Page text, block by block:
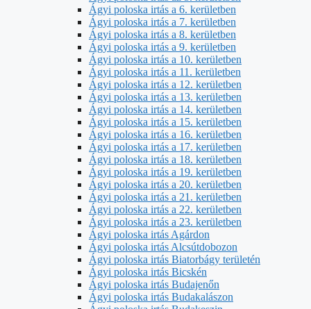
Ágyi poloska irtás a 6. kerületben
Ágyi poloska irtás a 7. kerületben
Ágyi poloska irtás a 8. kerületben
Ágyi poloska irtás a 9. kerületben
Ágyi poloska irtás a 10. kerületben
Ágyi poloska irtás a 11. kerületben
Ágyi poloska irtás a 12. kerületben
Ágyi poloska irtás a 13. kerületben
Ágyi poloska irtás a 14. kerületben
Ágyi poloska irtás a 15. kerületben
Ágyi poloska irtás a 16. kerületben
Ágyi poloska irtás a 17. kerületben
Ágyi poloska irtás a 18. kerületben
Ágyi poloska irtás a 19. kerületben
Ágyi poloska irtás a 20. kerületben
Ágyi poloska irtás a 21. kerületben
Ágyi poloska irtás a 22. kerületben
Ágyi poloska irtás a 23. kerületben
Ágyi poloska irtás Agárdon
Ágyi poloska irtás Alcsútdobozon
Ágyi poloska irtás Biatorbágy területén
Ágyi poloska irtás Bicskén
Ágyi poloska irtás Budajenőn
Ágyi poloska irtás Budakalászon